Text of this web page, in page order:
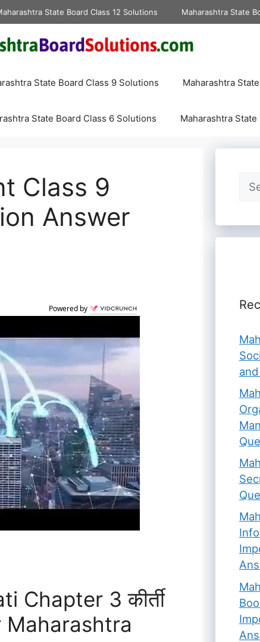
State Board Class 12 Solutions Maharashtra State
State Board Class 9 Solutions Maharashtra
State Board Class 6 Solutions Maharashtra
Class 9
Answer
Powered by
Chapter 3 कीर्ती
Maharashtra
for: